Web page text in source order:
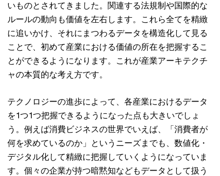
いものとされてきました。関連する法規制や国際的な
ルールの動向も価値を左右します。これら全てを精緻
に追いかけ、それにまつわるデータを構造化して見る
ことで、初めて産業における価値の所在を把握するこ
とができるようになります。これが産業アーキテクチ
ャの本質的な考え方です。
テクノロジーの進歩によって、各産業におけるデータ
を1つ1つ把握できるようになった点も大きいでしょ
う。例えば消費ビジネスの世界でいえば、「消費者が
何を求めているのか」というニーズまでも、数値化・
デジタル化して精緻に把握していくようになっていま
す。個々の企業が持つ暗黙知などもデータとして扱う